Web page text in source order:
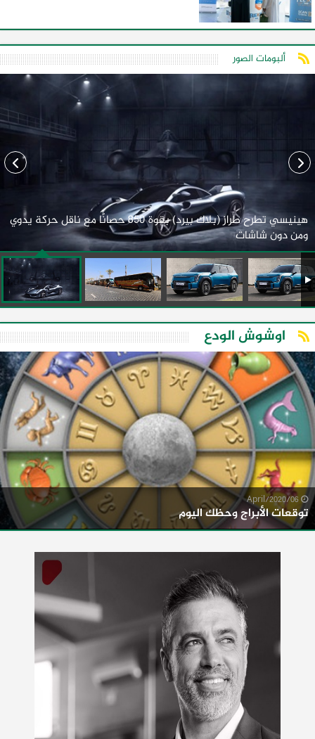
ألبومات الصور
هينيسي تطرح طراز (بلاك بيرد) بقوة 850 حصانًا مع ناقل حركة يدوي
ومن دون شاشات
اوشوش الودع
توقعات الأبراج وحظك اليوم